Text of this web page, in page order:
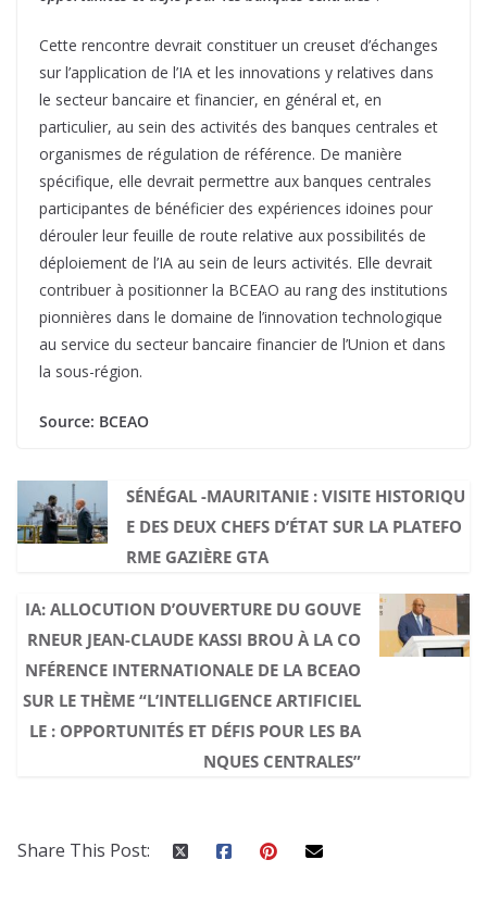
Cette rencontre devrait constituer un creuset d’échanges
sur l’application de l’IA et les innovations y relatives dans
le secteur bancaire et financier, en général et, en
particulier, au sein des activités des banques centrales et
organismes de régulation de référence. De manière
spécifique, elle devrait permettre aux banques centrales
participantes de bénéficier des expériences idoines pour
dérouler leur feuille de route relative aux possibilités de
déploiement de l’IA au sein de leurs activités. Elle devrait
contribuer à positionner la BCEAO au rang des institutions
pionnières dans le domaine de l’innovation technologique
au service du secteur bancaire financier de l’Union et dans
la sous-région.
Source: BCEAO
SÉNÉGAL -MAURITANIE : VISITE HISTORIQU
E DES DEUX CHEFS D’ÉTAT SUR LA PLATEFO
RME GAZIÈRE GTA
IA: ALLOCUTION D’OUVERTURE DU GOUVE
RNEUR JEAN-CLAUDE KASSI BROU À LA CO
NFÉRENCE INTERNATIONALE DE LA BCEAO
SUR LE THÈME “L’INTELLIGENCE ARTIFICIEL
LE : OPPORTUNITÉS ET DÉFIS POUR LES BA
NQUES CENTRALES”
Share This Post: